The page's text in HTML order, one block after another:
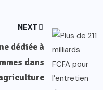
NEXT
dédiée à
dans